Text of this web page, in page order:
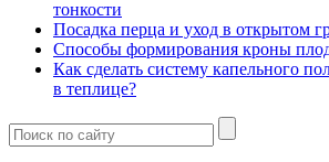
тонкости
Посадка перца и уход в открытом
Способы формирования кроны
Как сделать систему капельного
в теплице?